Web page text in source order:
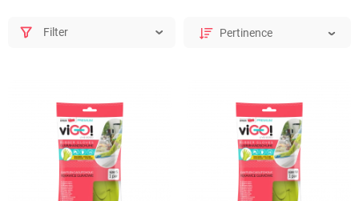
Filter